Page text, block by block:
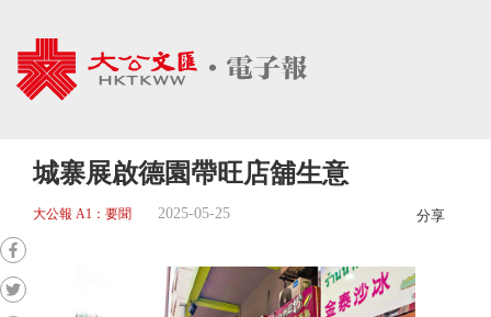
城寨展啟德園帶旺店舖生意
大公報 A1：要聞 2025-05-25 分享